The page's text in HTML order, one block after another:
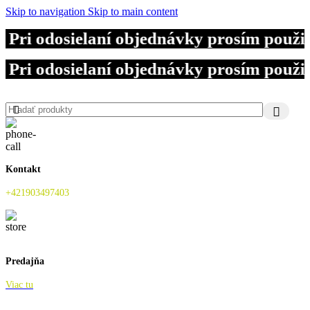
Skip to navigation Skip to main content
odosielaní objednávky prosím
odosielaní objednávky prosím
odosielaní objednávky prosím
Kontakt
+421903497403
Predajňa
Viac tu